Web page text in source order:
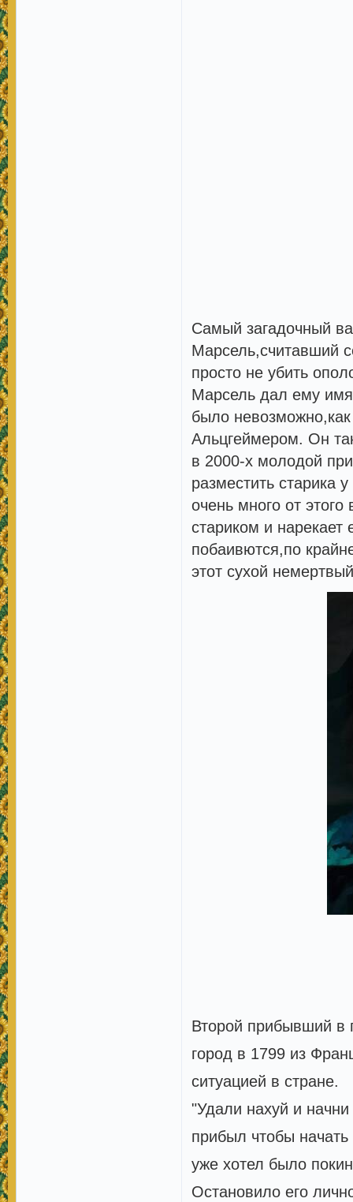
Самый загадочный
Марсель,считавший
просто не убить
Марсель дал ему
было невозможно,как
Альцгеймером. Он
в 2000-х молодой
разместить старика
очень много от
стариком и
побаивются,по
этот сухой немертвый
Второй прибывший в
город в 1799 из
ситуацией в стране.
"Удали нахуй и
прибыл чтобы
уже хотел было
Остановило его